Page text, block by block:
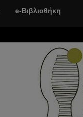
e-Βιβλιοθήκη